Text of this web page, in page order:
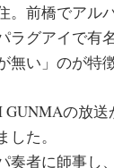
。前橋でアル
ラグアイで有
い」のが特徴
の放
た。
者に師事し